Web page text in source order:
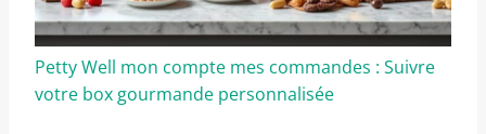
Petty Well mon compte mes commandes : Suivre
votre box gourmande personnalisée